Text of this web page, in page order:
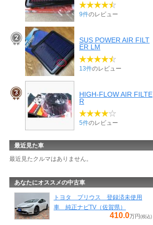
9件のレビュー
SUS POWER AIR FILT
ER LM
13件のレビュー
HIGH-FLOW AIR FILTE
R
5件のレビュー
最近見た車
最近見たクルマはありません。
あなたにオススメの中古車
トヨタ プリウス 登録済未使用
車 純正ナビTV（佐賀県）
410.0万円(税込)